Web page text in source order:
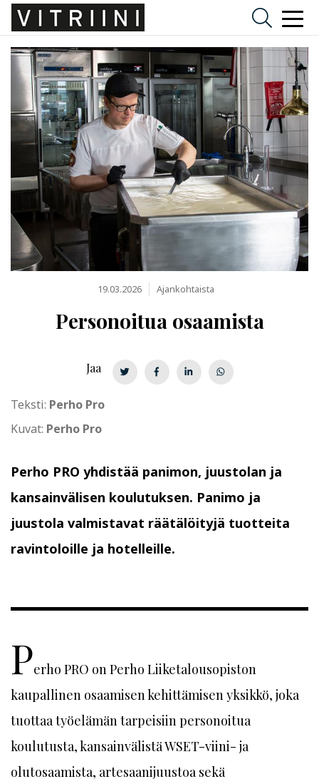
19.03.2026 Ajankohtaista
Personoitua osaamista
Teksti: Perho Pro
Kuvat: Perho Pro
Perho PRO yhdistää panimon, juustolan ja
kansainvälisen koulutuksen. Panimo ja
juustola valmistavat räätälöityjä tuotteita
ravintoloille ja hotelleille.
Jaa
Perho PRO on Perho Liiketalousopiston
kaupallinen osaamisen kehittämisen yksikkö, joka
tuottaa työelämän tarpeisiin personoitua
koulutusta, kansainvälistä WSET-viini- ja
olutosaamista, artesaanijuustoa sekä